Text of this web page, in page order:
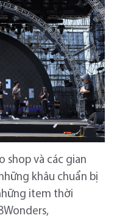
shop và các gian
khâu chuẩn bị
item thời